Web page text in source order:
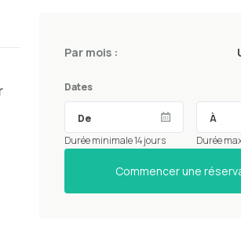
Par mois :
Dates
Durée minimale 14 jours Durée
Commencer une